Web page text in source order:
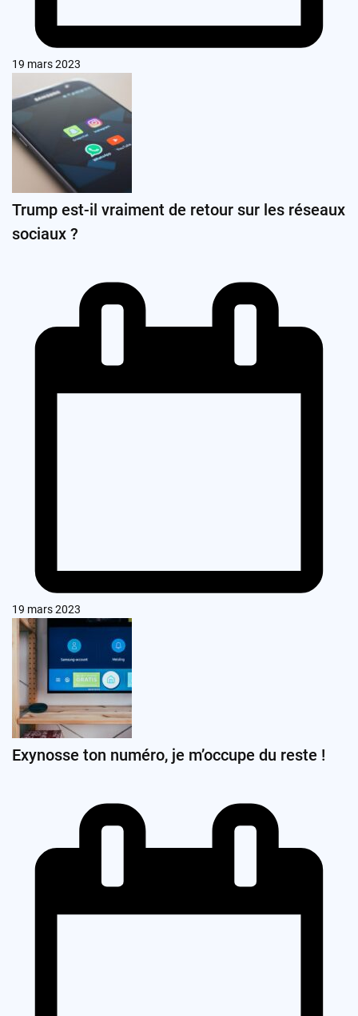
19 mars 2023
Trump est-il vraiment de retour sur les réseaux
sociaux ?
19 mars 2023
Exynosse ton numéro, je m’occupe du reste !